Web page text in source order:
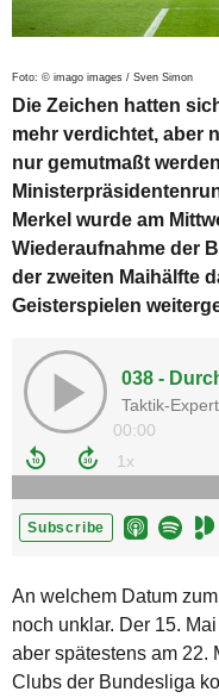
Foto: © imago images / Sven Simon
Die Zeichen hatten
mehr verdichtet, aber
nur gemutmaßt
Merkel wurde am
Wiederaufnahme der
der zweiten Maihälfte
Geisterspielen
An welchem Datum
noch unklar. Der 15.
aber spätestens am 22.
Clubs der Bundesliga